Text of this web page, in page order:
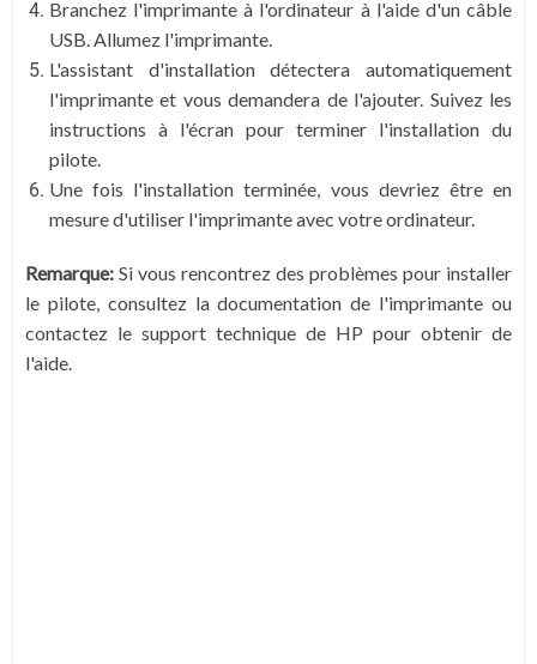
Branchez l'imprimante à l'ordinateur à l'aide d'un câble
USB. Allumez l'imprimante.
L'assistant d'installation détectera automatiquement
l'imprimante et vous demandera de l'ajouter. Suivez les
instructions à l'écran pour terminer l'installation du
pilote.
Une fois l'installation terminée, vous devriez être en
mesure d'utiliser l'imprimante avec votre ordinateur.
Remarque: Si vous rencontrez des problèmes pour installer
le pilote, consultez la documentation de l'imprimante ou
contactez le support technique de HP pour obtenir de
l'aide.